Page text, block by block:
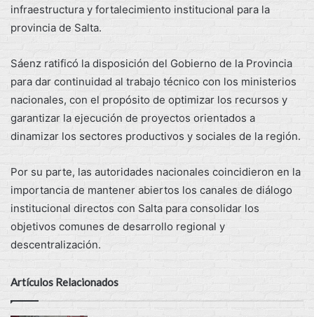
infraestructura y fortalecimiento institucional para la
provincia de Salta.
Sáenz ratificó la disposición del Gobierno de la Provincia
para dar continuidad al trabajo técnico con los ministerios
nacionales, con el propósito de optimizar los recursos y
garantizar la ejecución de proyectos orientados a
dinamizar los sectores productivos y sociales de la región.
Por su parte, las autoridades nacionales coincidieron en la
importancia de mantener abiertos los canales de diálogo
institucional directos con Salta para consolidar los
objetivos comunes de desarrollo regional y
descentralización.
Artículos Relacionados